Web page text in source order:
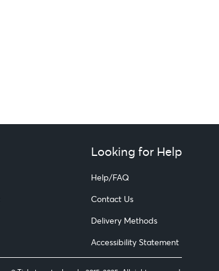
Looking for Help
Help/FAQ
Contact Us
Delivery Methods
Accessibility Statement